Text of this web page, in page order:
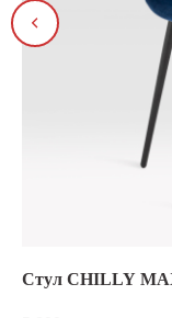
Стул CHILLY